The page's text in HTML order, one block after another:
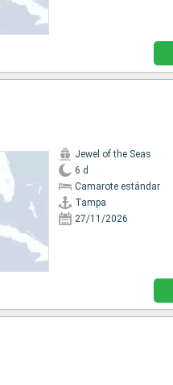
Jewel of the Seas
6 d
Camarote estándar
Tampa
27/11/2026